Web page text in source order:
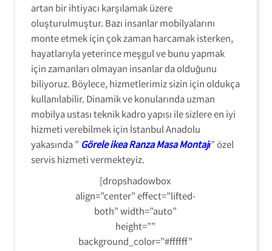
artan bir ihtiyacı karşılamak üzere
oluşturulmuştur. Bazı insanlar mobilyalarını
monte etmek için çok zaman harcamak isterken,
hayatlarıyla yeterince meşgul ve bunu yapmak
için zamanları olmayan insanlar da olduğunu
biliyoruz. Böylece, hizmetlerimiz sizin için oldukça
kullanılabilir. Dinamik ve konularında uzman
mobilya ustası teknik kadro yapısı ile sizlere en iyi
hizmeti verebilmek için İstanbul Anadolu
yakasında ” Görele ikea Ranza Masa Montajı” özel
servis hizmeti vermekteyiz.
[dropshadowbox
align=”center” effect=”lifted-
both” width=”auto”
height=””
background_color=”#ffffff”